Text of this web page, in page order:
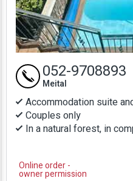
Accommodation suite
Couples only
In a natural forest, in
Online order -
owner permission
052-9708893
Meital